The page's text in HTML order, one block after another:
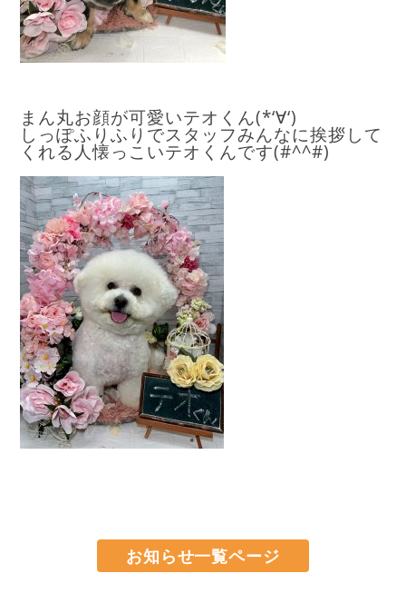
まん丸お顔が可愛いテオくん(*‘∀‘)
しっぽふりふりでスタッフみんなに挨拶して
くれる人懐っこいテオくんです(#^^#)
お知らせ一覧ページ